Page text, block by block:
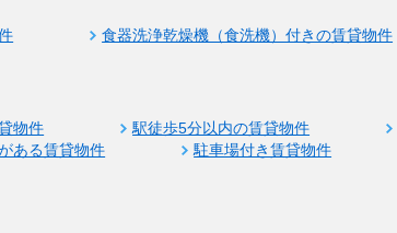
食器洗浄乾燥機（食洗機）付きの賃貸物件
物件 駅徒歩5分以内の賃貸物件
ある賃貸物件
駐車場付き賃貸物件